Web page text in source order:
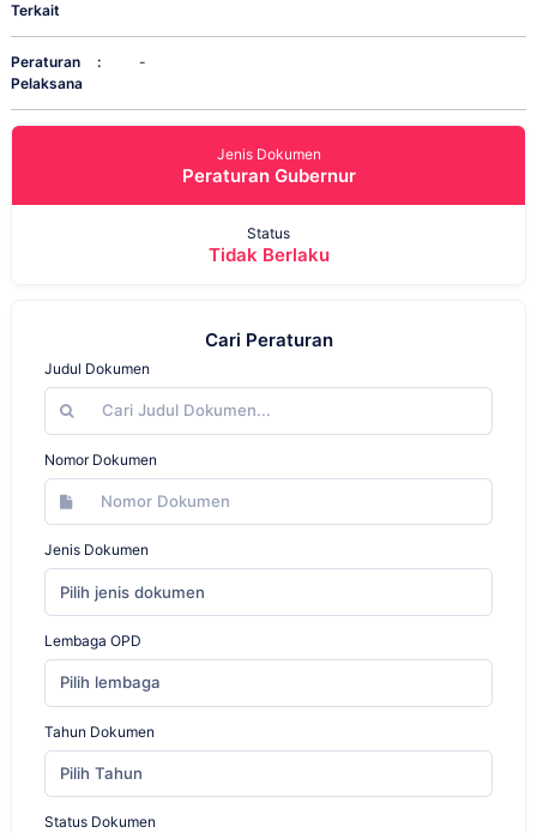
Terkait
Peraturan
Pelaksana
: -
Jenis Dokumen
Peraturan Gubernur
Status
Tidak Berlaku
Cari Peraturan
Judul Dokumen
Nomor Dokumen
Jenis Dokumen
Pilih jenis dokumen
Lembaga OPD
Pilih lembaga
Tahun Dokumen
Pilih Tahun
Status Dokumen